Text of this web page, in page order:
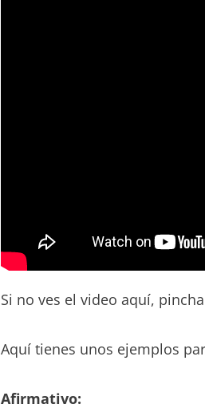
Si no ves el video aquí,
Aquí tienes unos ejemplos
Afirmativo: